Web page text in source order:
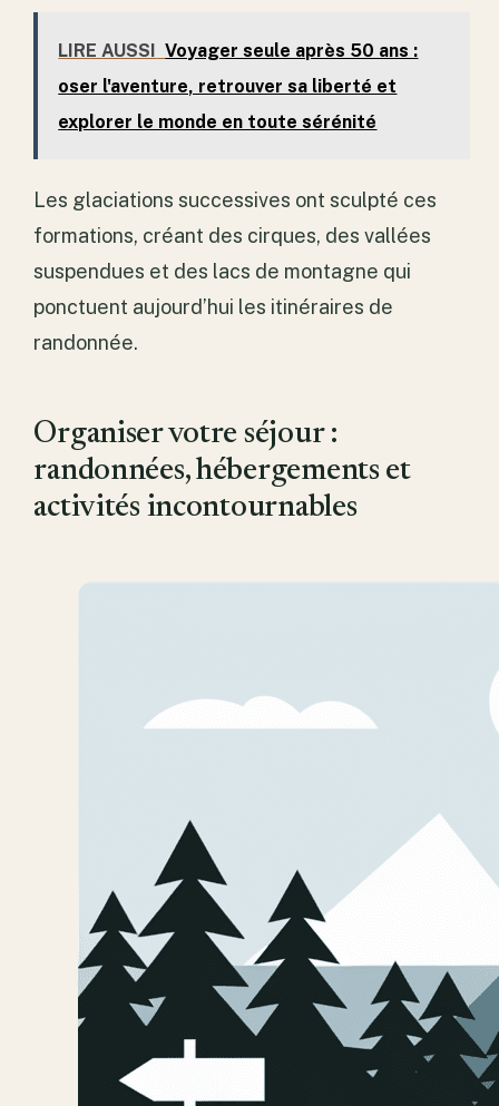
LIRE AUSSI Voyager seule après 50 ans :
oser l'aventure, retrouver sa liberté et
explorer le monde en toute sérénité
Les glaciations successives ont sculpté ces
formations, créant des cirques, des vallées
suspendues et des lacs de montagne qui
ponctuent aujourd’hui les itinéraires de
randonnée.
Organiser votre séjour :
randonnées, hébergements et
activités incontournables